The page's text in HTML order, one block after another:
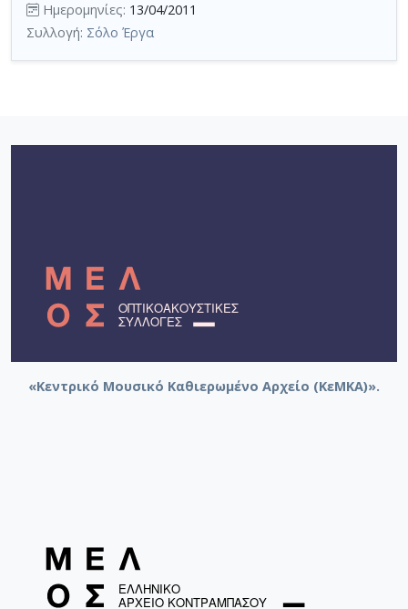
Ημερομηνίες: 13/04/2011
Συλλογή: Σόλο Έργα
«Κεντρικό Μουσικό Καθιερωμένο Αρχείο (ΚεΜΚΑ)».